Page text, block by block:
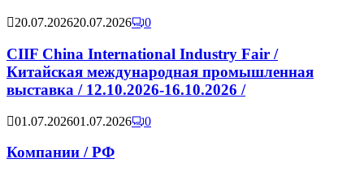
20.07.202620.07.2026 0
CIIF China International Industry Fair /
Китайская международная промышленная
выставка / 12.10.2026-16.10.2026 /
01.07.202601.07.2026 0
Компании / РФ